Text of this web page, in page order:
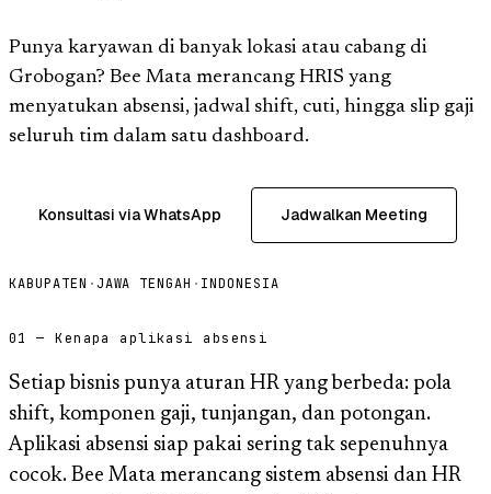
Punya karyawan di banyak lokasi atau cabang di
Grobogan? Bee Mata merancang HRIS yang
menyatukan absensi, jadwal shift, cuti, hingga slip gaji
seluruh tim dalam satu dashboard.
Konsultasi via WhatsApp Jadwalkan Meeting
KABUPATEN · JAWA TENGAH · INDONESIA
01 — Kenapa aplikasi absensi
Setiap bisnis punya aturan HR yang berbeda: pola
shift, komponen gaji, tunjangan, dan potongan.
Aplikasi absensi siap pakai sering tak sepenuhnya
cocok. Bee Mata merancang sistem absensi dan HR